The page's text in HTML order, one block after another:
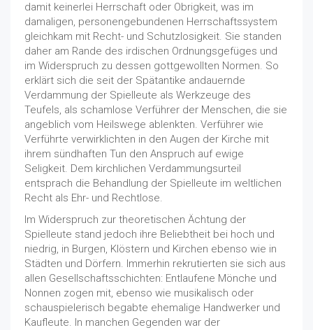
damit keinerlei Herrschaft oder Obrigkeit, was im
damaligen, personengebundenen Herrschaftssystem
gleichkam mit Recht- und Schutzlosigkeit. Sie standen
daher am Rande des irdischen Ordnungsgefüges und
im Widerspruch zu dessen gottgewollten Normen. So
erklärt sich die seit der Spätantike andauernde
Verdammung der Spielleute als Werkzeuge des
Teufels, als schamlose Verführer der Menschen, die sie
angeblich vom Heilswege ablenkten. Verführer wie
Verführte verwirklichten in den Augen der Kirche mit
ihrem sündhaften Tun den Anspruch auf ewige
Seligkeit. Dem kirchlichen Verdammungsurteil
entsprach die Behandlung der Spielleute im weltlichen
Recht als Ehr- und Rechtlose.
Im Widerspruch zur theoretischen Ächtung der
Spielleute stand jedoch ihre Beliebtheit bei hoch und
niedrig, in Burgen, Klöstern und Kirchen ebenso wie in
Städten und Dörfern. Immerhin rekrutierten sie sich aus
allen Gesellschaftsschichten: Entlaufene Mönche und
Nonnen zogen mit, ebenso wie musikalisch oder
schauspielerisch begabte ehemalige Handwerker und
Kaufleute. In manchen Gegenden war der